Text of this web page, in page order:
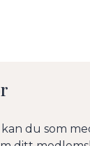
du som